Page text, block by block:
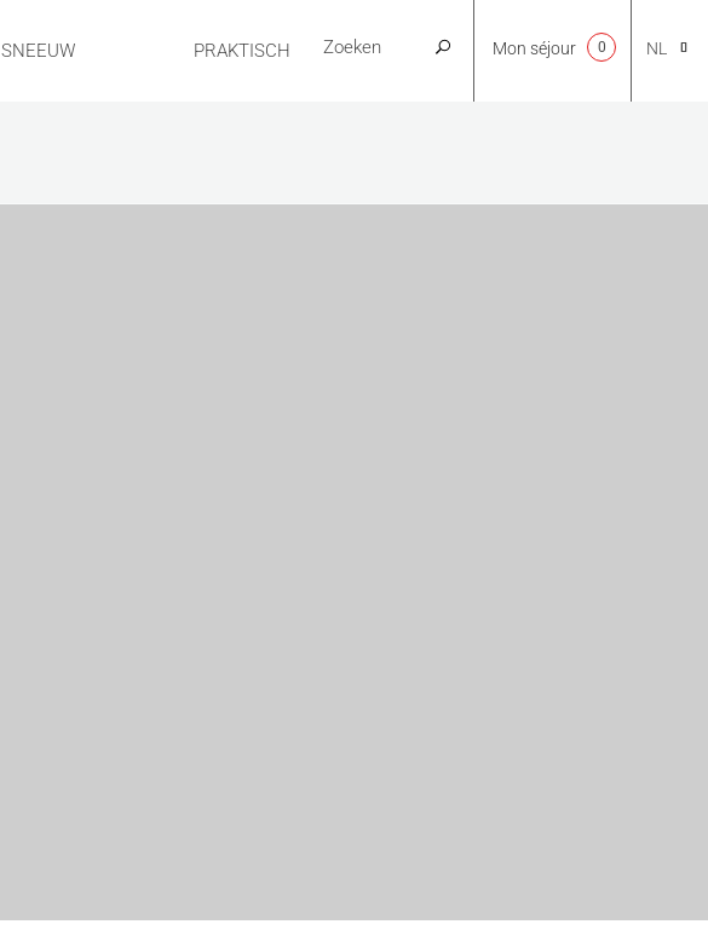
SNEEUW PRAKTISCH NL
Mon séjour 0